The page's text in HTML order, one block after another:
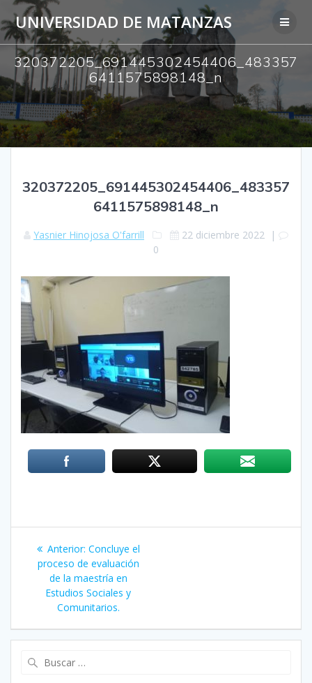
Saltar
al
contenido
UNIVERSIDAD DE MATANZAS
320372205_691445302454406_483357
6411575898148_n
320372205_691445302454406_483357
6411575898148_n
Yasnier Hinojosa O'farrill 22 diciembre 2022 |
0
Navegación
de
entradas
Anterior: Entrada
anterior:
Concluye el
proceso de evaluación
de la maestría en
Estudios Sociales y
Comunitarios.